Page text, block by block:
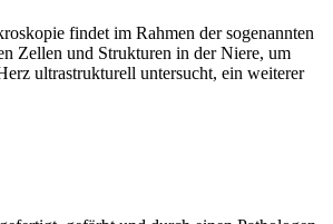
findet im Rahmen der sogenannten
Zellen und Strukturen in der Niere, um
ultrastrukturell untersucht, ein weiterer